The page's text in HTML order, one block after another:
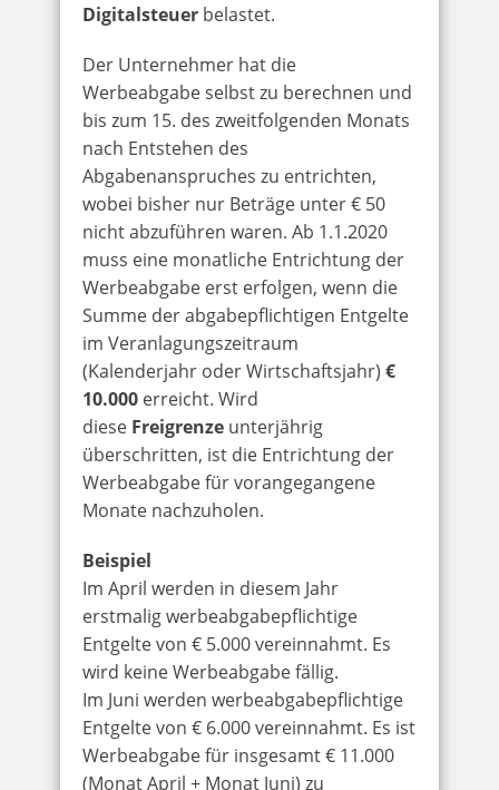
Digitalsteuer belastet.
Der Unternehmer hat die
Werbeabgabe selbst zu berechnen und
bis zum 15. des zweitfolgenden Monats
nach Entstehen des
Abgabenanspruches zu entrichten,
wobei bisher nur Beträge unter € 50
nicht abzuführen waren. Ab 1.1.2020
muss eine monatliche Entrichtung der
Werbeabgabe erst erfolgen, wenn die
Summe der abgabepflichtigen Entgelte
im Veranlagungszeitraum
(Kalenderjahr oder Wirtschaftsjahr) €
10.000 erreicht. Wird
diese Freigrenze unterjährig
überschritten, ist die Entrichtung der
Werbeabgabe für vorangegangene
Monate nachzuholen.
Beispiel
Im April werden in diesem Jahr
erstmalig werbeabgabepflichtige
Entgelte von € 5.000 vereinnahmt. Es
wird keine Werbeabgabe fällig.
Im Juni werden werbeabgabepflichtige
Entgelte von € 6.000 vereinnahmt. Es ist
Werbeabgabe für insgesamt € 11.000
(Monat April + Monat Juni) zu